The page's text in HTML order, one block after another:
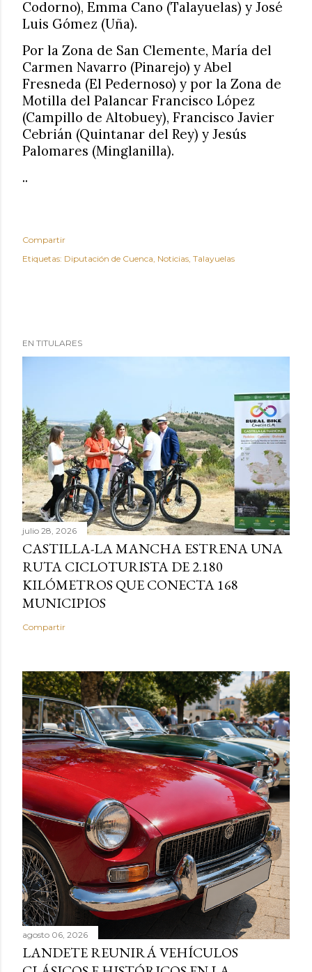
Codorno), Emma Cano (Talayuelas) y José
Luis Gómez (Uña).
Por la Zona de San Clemente, María del
Carmen Navarro (Pinarejo) y Abel
Fresneda (El Pedernoso) y por la Zona de
Motilla del Palancar Francisco López
(Campillo de Altobuey), Francisco Javier
Cebrián (Quintanar del Rey) y Jesús
Palomares (Minglanilla).
..
Compartir
Etiquetas: Diputación de Cuenca Noticias Talayuelas
EN TITULARES
julio 28, 2026
CASTILLA-LA MANCHA ESTRENA UNA
RUTA CICLOTURISTA DE 2.180
KILÓMETROS QUE CONECTA 168
MUNICIPIOS
Compartir
agosto 06, 2026
LANDETE REUNIRÁ VEHÍCULOS